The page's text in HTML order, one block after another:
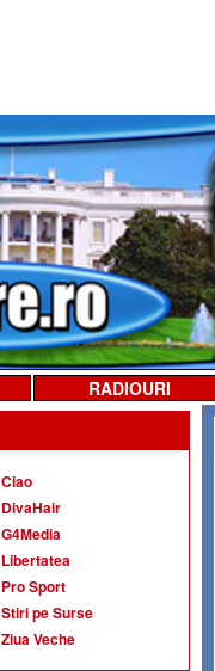
RADIOURI
Ciao
DivaHair
G4Media
Libertatea
Pro Sport
Stiri pe Surse
Ziua Veche